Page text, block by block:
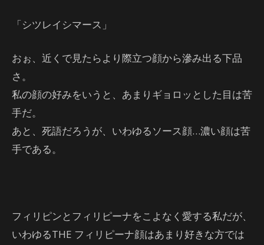
「シツレイシマース」
おぉ、近くで見たらより際立つ顔から滲み出る下品
さ。
私の顔の好みをいうと、あまりギョロッとした目は苦
手だ。
あと、死語だろうが、いわゆるソース顔…濃い顔は苦
手である。
フィリピンとフィリピーナをこよなく愛する私だが、
いわゆるTHE フィリピーナ顔はあまり好きな方では